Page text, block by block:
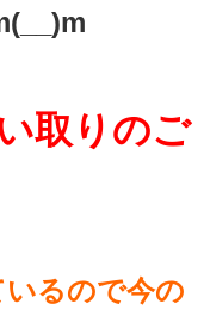
取りのご
るので今の